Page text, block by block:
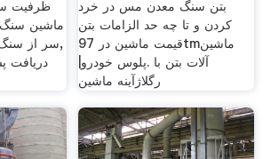
ظرفیت
ماشین سنگ
سر از
بتن سنگ معدن مس در خرد
کردن و تا چه حد الزامات بتن
قیمت ماشین در 97tmماشین
آلات بتن با .پلوس خودرو|
رگلاژآینه ماشین